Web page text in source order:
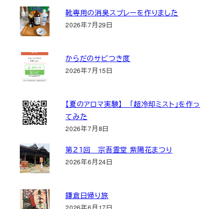
靴専用の消臭スプレーを作りました
2026年7月29日
からだのサビつき度
2026年7月15日
【夏のアロマ実験】 「超冷却ミスト」を作っ
てみた
2026年7月8日
第２１回 宗吾霊堂 紫陽花まつり
2026年6月24日
鎌倉日帰り旅